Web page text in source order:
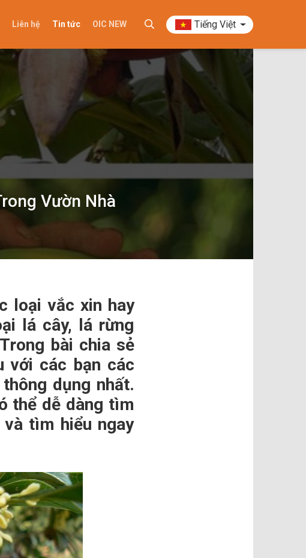
Liên hệ Tin tức OIC NEW Tiếng Việt
Vườn Nhà
loại vắc xin hay
lá cây, lá rừng
bài chia sẻ
với các bạn các
dụng nhất.
thể dễ dàng tìm
tìm hiểu ngay